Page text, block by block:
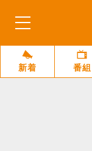
新着 番組